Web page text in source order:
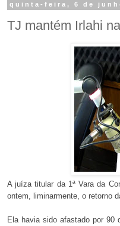
quinta-feira, 6 de
TJ mantém Irlahi
A juíza titular da 1ª Vara da
ontem, liminarmente, o retorno
Ela havia sido afastado por 90